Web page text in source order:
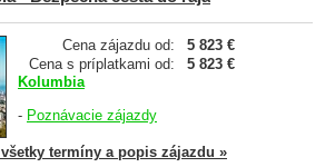
Cena zájazdu od:
5 823 €
Cena s príplatkami od:
5 823 €
Kolumbia
- Poznávacie zájazdy
termíny a popis zájazdu »